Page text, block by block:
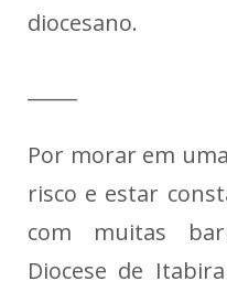
diocesano.
Por morar em
risco e estar
com muitas
Diocese de